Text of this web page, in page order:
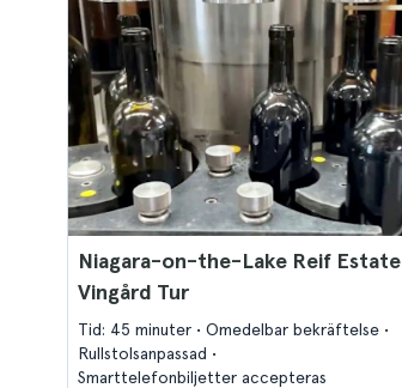
Niagara-on-the-Lake Reif Estate
Vingård Tur
Tid: 45 minuter
Omedelbar bekräftelse
Rullstolsanpassad
Smarttelefonbiljetter accepteras